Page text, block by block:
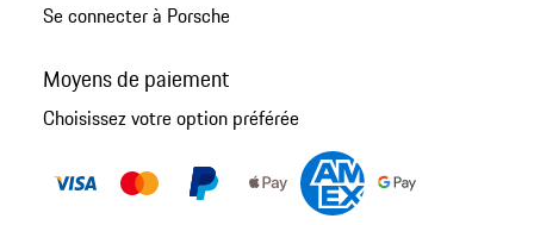
Se connecter à Porsche
Moyens de paiement
Choisissez votre option préférée